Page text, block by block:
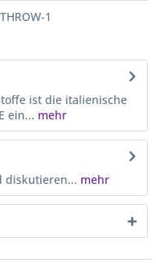
1
ist die italienische
ein... mehr
diskutieren... mehr